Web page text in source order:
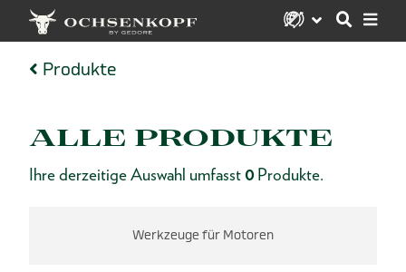
Produkte
ALLE PRODUKTE
Ihre derzeitige Auswahl umfasst 0 Produkte.
Werkzeuge für Motoren